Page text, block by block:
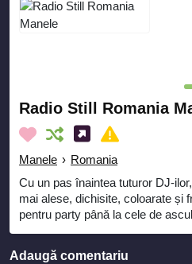
Radio Still Romania
Manele › Romania
Cu un pas înaintea tuturor DJ-
mai alese, dichisite, coloarate și
pentru party până la cele de
Adaugă comentariu